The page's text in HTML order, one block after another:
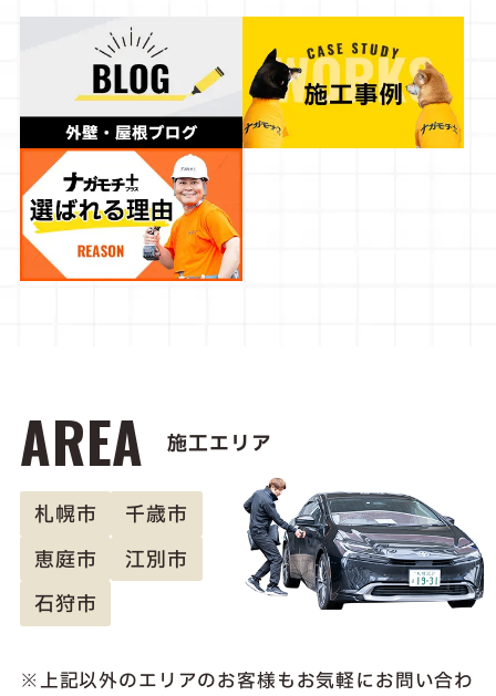
AREA 施工エリア
札幌市
千歳市
恵庭市
江別市
石狩市
上記以外のエリアのお客様もお気軽にお問い合わ